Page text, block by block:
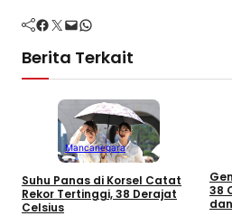
Facebook Twitter Mail WhatsApp
Berita Terkait
Mancanegara
Suhu Panas di Korsel Catat
Rekor Tertinggi, 38 Derajat
Celsius
38